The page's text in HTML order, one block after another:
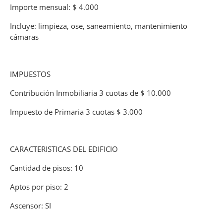
Importe mensual: $ 4.000
Incluye: limpieza, ose, saneamiento, mantenimiento
cámaras
IMPUESTOS
Contribución Inmobiliaria 3 cuotas de $ 10.000
Impuesto de Primaria 3 cuotas $ 3.000
CARACTERISTICAS DEL EDIFICIO
Cantidad de pisos: 10
Aptos por piso: 2
Ascensor: SI